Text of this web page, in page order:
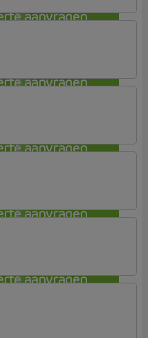
aanvragen
aanvragen
aanvragen
aanvragen
aanvragen